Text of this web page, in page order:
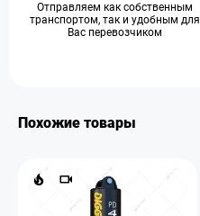
Отправляем как собственным
транспортом, так и удобным для
Вас перевозчиком
Похожие товары